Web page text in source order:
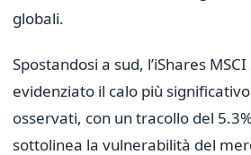
globali.
Spostandosi a sud, l’iShares
evidenziato il calo più
osservati, con un tracollo del
sottolinea la vulnerabilità del